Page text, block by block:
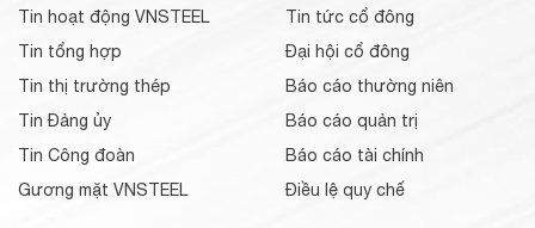
Tin hoạt động VNSTEEL
Tin tổng hợp
Tin thị trường thép
Tin Đảng ủy
Tin Công đoàn
Gương mặt VNSTEEL
Tin tức cổ đông
Đại hội cổ đông
Báo cáo thường niên
Báo cáo quản trị
Báo cáo tài chính
Điều lệ quy chế